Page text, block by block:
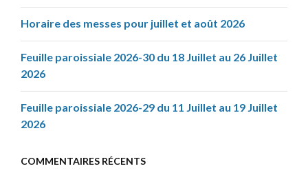
Horaire des messes pour juillet et août 2026
Feuille paroissiale 2026-30 du 18 Juillet au 26 Juillet
2026
Feuille paroissiale 2026-29 du 11 Juillet au 19 Juillet
2026
COMMENTAIRES RÉCENTS